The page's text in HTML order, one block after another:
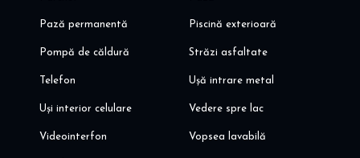
Pază permanentă Piscină exterioară
Pompă de căldură Străzi asfaltate
Telefon Ușă intrare metal
Uși interior celulare Vedere spre lac
Videointerfon Vopsea lavabilă